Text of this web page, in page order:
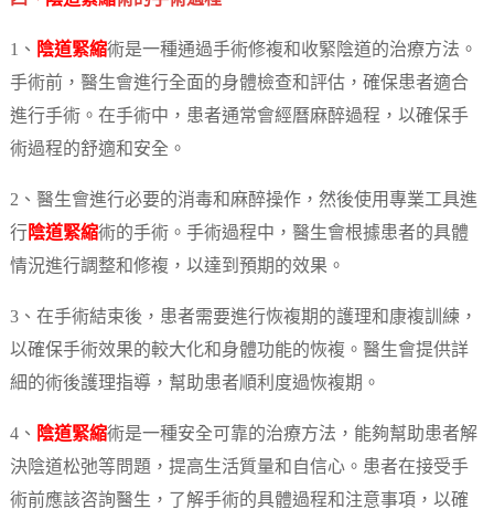
1、 陰道緊縮術是一種通過手術修複和收緊陰道的治療方法。
手術前，醫生會進行全面的身體檢查和評估，確保患者適合
進行手術。在手術中，患者通常會經曆麻醉過程，以確保手
術過程的舒適和安全。
2、醫生會進行必要的消毒和麻醉操作，然後使用專業工具進
行陰道緊縮術的手術。手術過程中，醫生會根據患者的具體
情況進行調整和修複，以達到預期的效果。
3、在手術結束後，患者需要進行恢複期的護理和康複訓練，
以確保手術效果的較大化和身體功能的恢複。醫生會提供詳
細的術後護理指導，幫助患者順利度過恢複期。
4、 陰道緊縮術是一種安全可靠的治療方法，能夠幫助患者解
決陰道松弛等問題，提高生活質量和自信心。患者在接受手
術前應該咨詢醫生，了解手術的具體過程和注意事項，以確